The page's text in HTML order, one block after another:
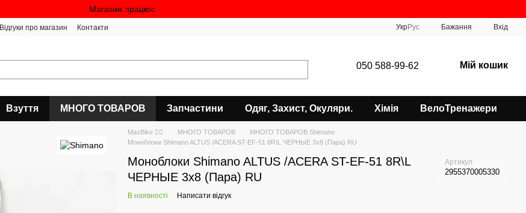
Магазин працює
Відгуки про магазин Контакти УкрРус Бажання Вхід
050 588-99-62 Мій кошик
Взуття МНОГО ТОВАРОВ Запчастини Одяг, Захист, Окуляри. Хімія ВелоТренажери
MaxBike 🚴‍♀ МНОГО ТОВАРОВ
МНОГО ТОВАРОВ Shimano
Моноблоки Shimano ALTUS /ACERA ST-EF-51 8R\L ЧЕРНЫЕ 3х8 (Пара) RU
Моноблоки Shimano ALTUS /ACERA ST-EF-51 8R\L
ЧЕРНЫЕ 3х8 (Пара) RU
Артикул
2955370005330
В наявності Написати відгук